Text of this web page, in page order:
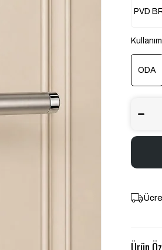
PVD
ODA